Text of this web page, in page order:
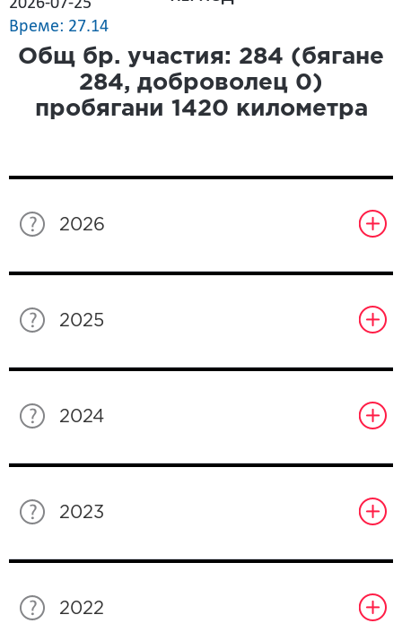
2026-07-25
Време: 27.14
Общ бр. участия: 284 (бягане
284, доброволец 0)
пробягани 1420 километра
2026
2025
2024
2023
2022